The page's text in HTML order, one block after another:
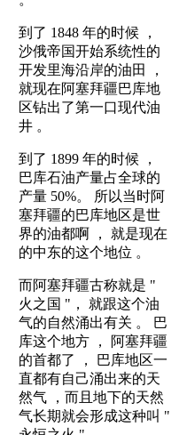
到了 1848 年的时候 ，
沙俄帝国开始系统性的
开发里海沿岸的油田 ，
就现在阿塞拜疆巴库地
区钻出了第一口现代油
井 。
到了 1899 年的时候 ，
巴库石油产量占全球的
产量 50%。 所以当时阿
塞拜疆的巴库地区是世
界的油都啊 ， 就是现在
的中东的这个地位 。
而阿塞拜疆古称就是 "
火之国 "， 就跟这个油
气的自然涌出有关 。 巴
库这个地方 ， 阿塞拜疆
的首都了 ， 巴库地区一
直都有自己涌出来的天
然气 ，而且地下的天然
气长期就会形成这种叫 "